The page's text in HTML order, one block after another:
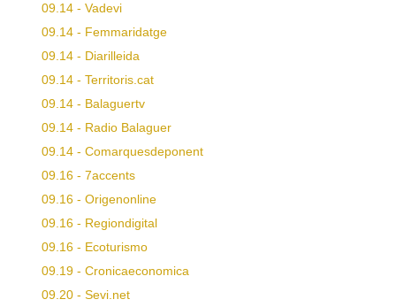
09.14 - Vadevi
09.14 - Femmaridatge
09.14 - Diarilleida
09.14 - Territoris.cat
09.14 - Balaguertv
09.14 - Radio Balaguer
09.14 - Comarquesdeponent
09.16 - 7accents
09.16 - Origenonline
09.16 - Regiondigital
09.16 - Ecoturismo
09.19 - Cronicaeconomica
09.20 - Sevi.net